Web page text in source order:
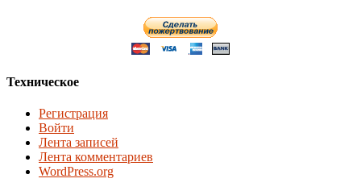
Техническое
Регистрация
Войти
Лента записей
Лента комментариев
WordPress.org